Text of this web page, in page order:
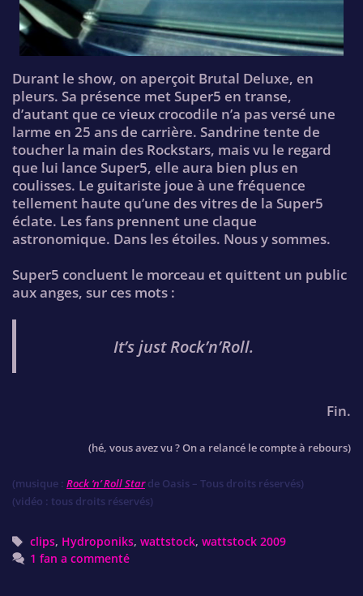
Durant le show, on aperçoit Brutal Deluxe, en
pleurs. Sa présence met Super5 en transe,
d’autant que ce vieux crocodile n’a pas versé une
larme en 25 ans de carrière. Sandrine tente de
toucher la main des Rockstars, mais vu le regard
que lui lance Super5, elle aura bien plus en
coulisses. Le guitariste joue à une fréquence
tellement haute qu’une des vitres de la Super5
éclate. Les fans prennent une claque
astronomique. Dans les étoiles. Nous y sommes.
Super5 concluent le morceau et quittent un public
aux anges, sur ces mots :
It’s just Rock’n’Roll.
Fin.
(hé, vous avez vu ? On a relancé le compte à rebours)
(musique : Rock ‘n’ Roll Starde Oasis – Tous droits réservés)
(vidéo : tous droits réservés)
Tags
clips, Hydroponiks, wattstock, wattstock 2009
1 fan a commenté